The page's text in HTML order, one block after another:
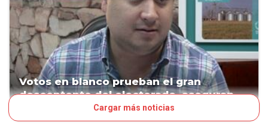
Votos en blanco prueban el gran
descontento del electorado, aseguran
Cargar más noticias